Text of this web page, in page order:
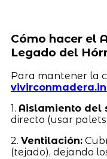
Cómo hacer el
Legado del
Para mantener la
1. Aislamiento del
directo (usar palets
2. Ventilación:
(tejado), dejando